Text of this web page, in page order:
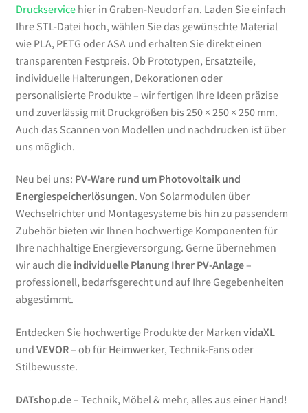
Druckservicehier in Graben-Neudorf an. Laden Sie einfach
Ihre STL-Datei hoch, wählen Sie das gewünschte Material
wie PLA, PETG oder ASA und erhalten Sie direkt einen
transparenten Festpreis. Ob Prototypen, Ersatzteile,
individuelle Halterungen, Dekorationen oder
personalisierte Produkte – wir fertigen Ihre Ideen präzise
und zuverlässig mit Druckgrößen bis 250 × 250 × 250 mm.
Auch das Scannen von Modellen und nachdrucken ist über
uns möglich.
Neu bei uns: PV-Ware rund um Photovoltaik und
Energiespeicherlösungen. Von Solarmodulen über
Wechselrichter und Montagesysteme bis hin zu passendem
Zubehör bieten wir Ihnen hochwertige Komponenten für
Ihre nachhaltige Energieversorgung. Gerne übernehmen
wir auch die individuelle Planung Ihrer PV-Anlage–
professionell, bedarfsgerecht und auf Ihre Gegebenheiten
abgestimmt.
Entdecken Sie hochwertige Produkte der Marken vidaXL
und VEVOR– ob für Heimwerker, Technik-Fans oder
Stilbewusste.
DATshop.de– Technik, Möbel & mehr, alles aus einer Hand!